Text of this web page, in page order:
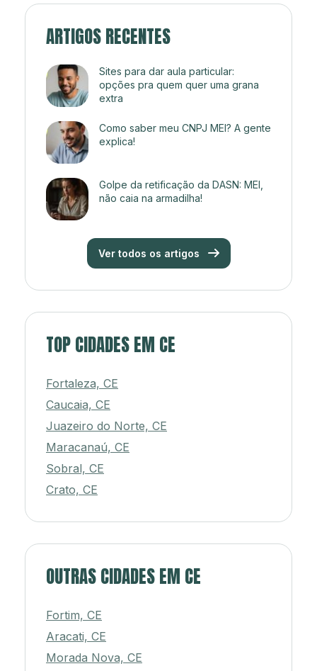
ARTIGOS RECENTES
Sites para dar aula particular:
opções pra quem quer uma grana
extra
Como saber meu CNPJ MEI? A gente
explica!
Golpe da retificação da DASN: MEI,
não caia na armadilha!
Ver todos os artigos
TOP CIDADES EM CE
Fortaleza, CE
Caucaia, CE
Juazeiro do Norte, CE
Maracanaú, CE
Sobral, CE
Crato, CE
OUTRAS CIDADES EM CE
Fortim, CE
Aracati, CE
Morada Nova, CE